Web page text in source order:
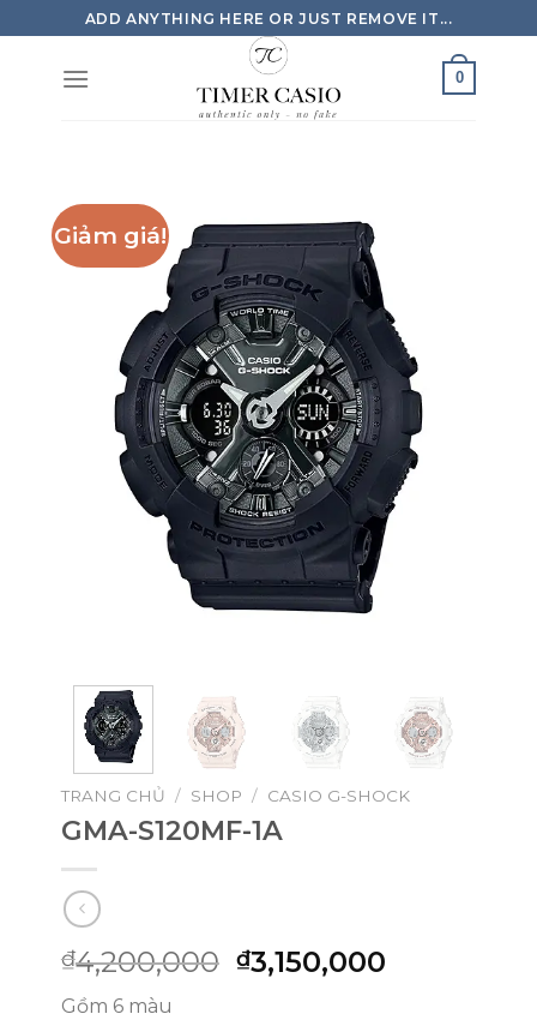
to
content
ADD ANYTHING HERE OR JUST REMOVE IT...
0
Giảm giá!
TRANG CHỦ / SHOP / CASIO G-SHOCK
GMA-S120MF-1A
₫4,200,000 Giá
₫3,150,000
Gồm 6 màu